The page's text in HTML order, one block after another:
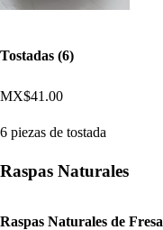
Tostadas (6)
MX$41.00
6 piezas de tostada
Raspas Naturales
Raspas Naturales de Fresa